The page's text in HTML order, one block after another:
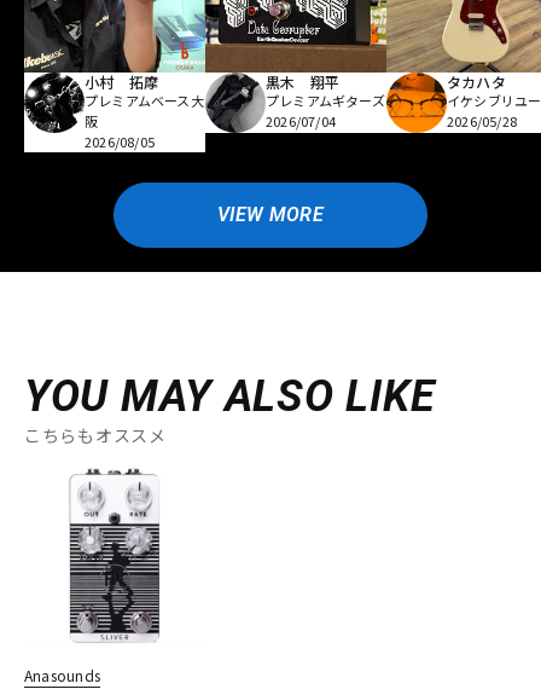
小村 拓摩
プレミアムベース大
阪
2026/08/05
黒木 翔平
プレミアムギターズ
2026/07/04
タカハタ
イケシブリユ
2026/05/28
VIEW MORE
YOU MAY ALSO LIKE
こちらもオススメ
Anasounds